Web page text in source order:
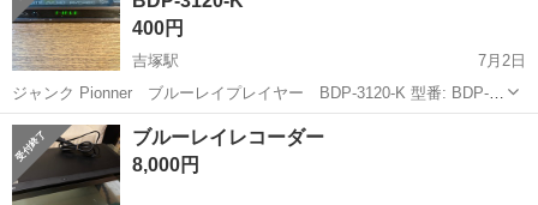
400円
吉塚駅
7月2日
ジャンク Pionner ブルーレイプレイヤー BDP-3120-K 型番: BDP-
3120-K 2014年製 動作しますが、写真の通り色彩に異常があります。
他のDVDでもこんな感じでした。 その為ジャンク品扱いでお...
福岡 福岡市 映像プレーヤー、レコーダー
ブルーレイ
ブルーレイレコーダー
8,000円